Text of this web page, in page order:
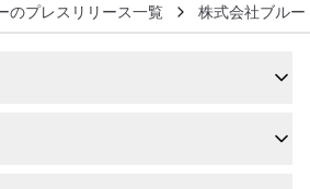
のプレスリリース一覧 株式会社ブル